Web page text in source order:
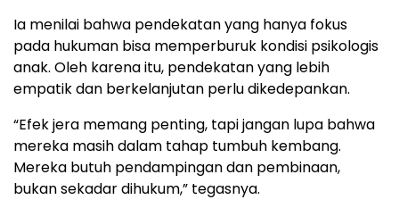
Ia menilai bahwa pendekatan yang hanya fokus
pada hukuman bisa memperburuk kondisi psikologis
anak. Oleh karena itu, pendekatan yang lebih
empatik dan berkelanjutan perlu dikedepankan.
“Efek jera memang penting, tapi jangan lupa bahwa
mereka masih dalam tahap tumbuh kembang.
Mereka butuh pendampingan dan pembinaan,
bukan sekadar dihukum,” tegasnya.